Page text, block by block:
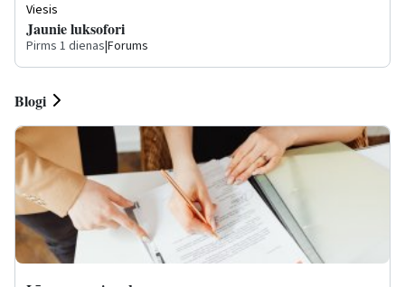
Viesis
Jaunie luksofori
Pirms 1 dienas|Forums
Blogi